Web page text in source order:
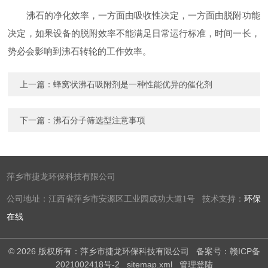
沸石的净化效率，一方面由吸收性决定，一方面由脱附功能
决定，如果设备的脱附效率不能满足日常运行标准，时间一长，
势必会影响到沸石转轮的工作效率。
上一篇：蜂窝状沸石吸附剂是一种性能优异的催化剂
下一篇：沸石分子筛选型注意事项
萍乡市捷龙环保科技有限公司
公司地址：江西省萍乡市安源区工业园成功大道1号 技术支持：环保
在线
© 2026 版权所有：萍乡市捷龙环保科技有限公司 备案号：赣ICP备
2021002418号-2
sitemap.xml 管理登陆